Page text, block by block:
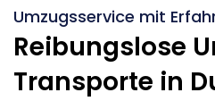
Umzugsservice mit
Reibungslose
Transporte in